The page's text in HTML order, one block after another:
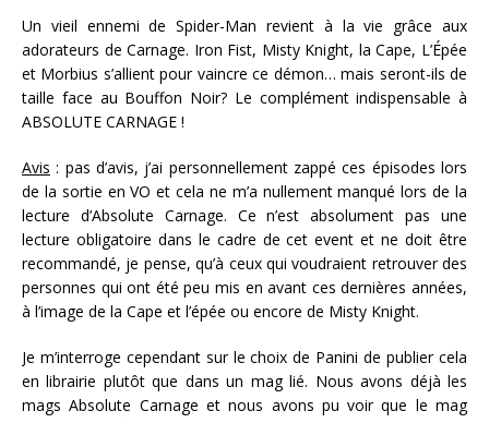
Un vieil ennemi de Spider-Man revient à la vie grâce aux
adorateurs de Carnage. Iron Fist, Misty Knight, la Cape, L’Épée
et Morbius s’allient pour vaincre ce démon… mais seront-ils de
taille face au Bouffon Noir? Le complément indispensable à
ABSOLUTE CARNAGE !
Avis : pas d’avis, j’ai personnellement zappé ces épisodes lors
de la sortie en VO et cela ne m’a nullement manqué lors de la
lecture d’Absolute Carnage. Ce n’est absolument pas une
lecture obligatoire dans le cadre de cet event et ne doit être
recommandé, je pense, qu’à ceux qui voudraient retrouver des
personnes qui ont été peu mis en avant ces dernières années,
à l’image de la Cape et l’épée ou encore de Misty Knight.
Je m’interroge cependant sur le choix de Panini de publier cela
en librairie plutôt que dans un mag lié. Nous avons déjà les
mags Absolute Carnage et nous avons pu voir que le mag